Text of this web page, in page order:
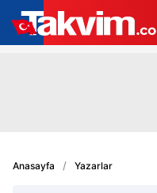
Anasayfa Yazarlar